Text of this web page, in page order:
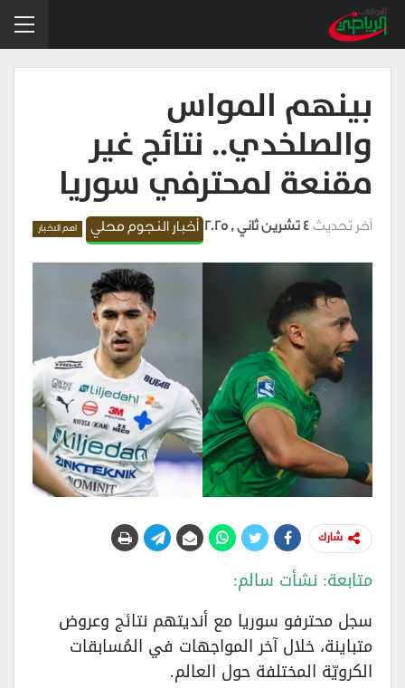
بينهم المواس
والصلخدي.. نتائج غير
مقنعة لمحترفي سوريا
أخبار النجوم محلي اهم الاخبار آخر تحديث4 تشرين ثاني , 2025
شارك
متابعة: نشأت سالم:
سجل محترفو سوريا مع أنديتهم نتائج وعروض
متباينة، خلال آخر المواجهات في المُسابقات
الكرويّة المختلفة حول العالم.